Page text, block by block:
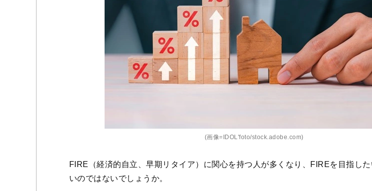
(画像=IDOL'foto/stock.adobe.com)
FIRE（経済的自立、早期リタイア）に関心を持つ人が多くなり、FIREを目指し
いのではないでしょうか。